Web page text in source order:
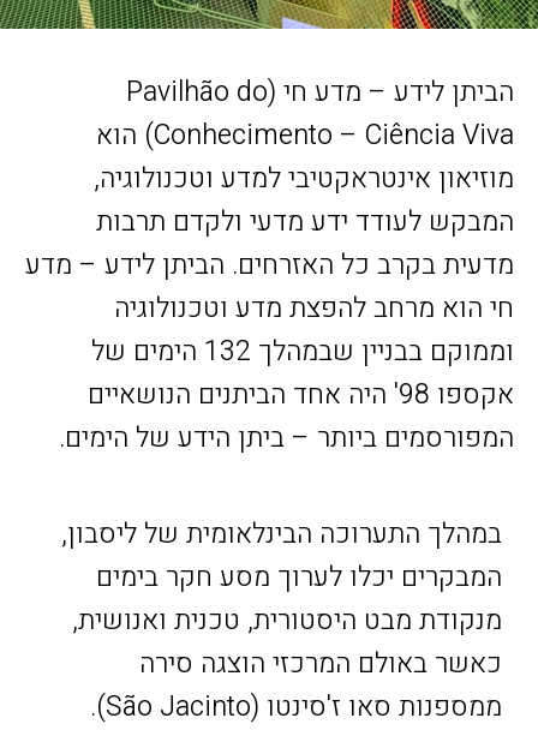
הביתן לידע – מדע חי (Pavilhão do
Conhecimento – Ciência Viva) הוא
מוזיאון אינטראקטיבי למדע וטכנולוגיה,
המבקש לעודד ידע מדעי ולקדם תרבות
מדעית בקרב כל האזרחים. הביתן לידע – מדע
חי הוא מרחב להפצת מדע וטכנולוגיה
וממוקם בבניין שבמהלך 132 הימים של
אקספו 98' היה אחד הביתנים הנושאיים
המפורסמים ביותר – ביתן הידע של הימים.
במהלך התערוכה הבינלאומית של ליסבון,
המבקרים יכלו לערוך מסע חקר בימים
מנקודת מבט היסטורית, טכנית ואנושית,
כאשר באולם המרכזי הוצגה סירה
ממספנות סאו ז'סינטו (São Jacinto).